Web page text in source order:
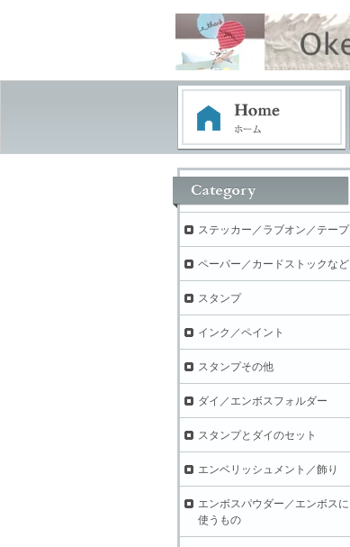
ステッカー／ラブオン／テープ
ペーパー／カードストックなど
スタンプ
インク／ペイント
スタンプその他
ダイ／エンボスフォルダー
スタンプとダイのセット
エンベリッシュメント／飾り
エンボスパウダー／エンボスに
使うもの